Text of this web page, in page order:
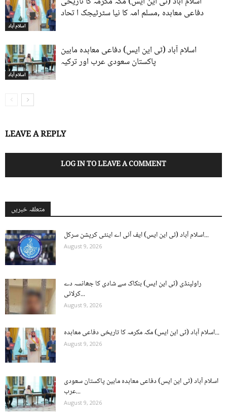
اسلام آباد
دفاعی معاہدہ ,مسلم امہ کا نیا سٹرٹیجک ا تحاد
اسلام آباد
اسلام آباد (ٹی این ایس) دفاعی معاہدہ مابین
پاکستان سعودی عرب اور ترکیہ
LEAVE A REPLY
LOG IN TO LEAVE A COMMENT
متعلقہ خبریں
اسلام آباد (ٹی این ایس) ایف آئی اے اینٹی کرپشن سرکل...
August 9, 2026
راولپنڈی (ٹی این ایس) بنکاک سے شادی کا جھانسہ دے
کرلائی...
August 9, 2026
اسلام آباد (ٹی این ایس) مکہ مکرمہ کا تاریخی دفاعی معاہدہ...
August 9, 2026
اسلام آباد (ٹی این ایس) دفاعی معاہدہ مابین پاکستان سعودی
عرب...
August 9, 2026